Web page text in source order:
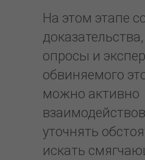
На этом этапе
опросы и
обвиняемого
можно активно
уточнять
искать